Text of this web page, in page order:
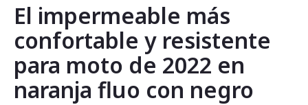
El impermeable más
confortable y resistente
para moto de 2022 en
naranja fluo con negro